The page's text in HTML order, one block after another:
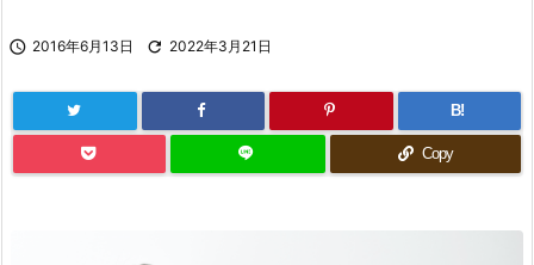
 2016年6月13日  2022年3月21日
B!
Copy